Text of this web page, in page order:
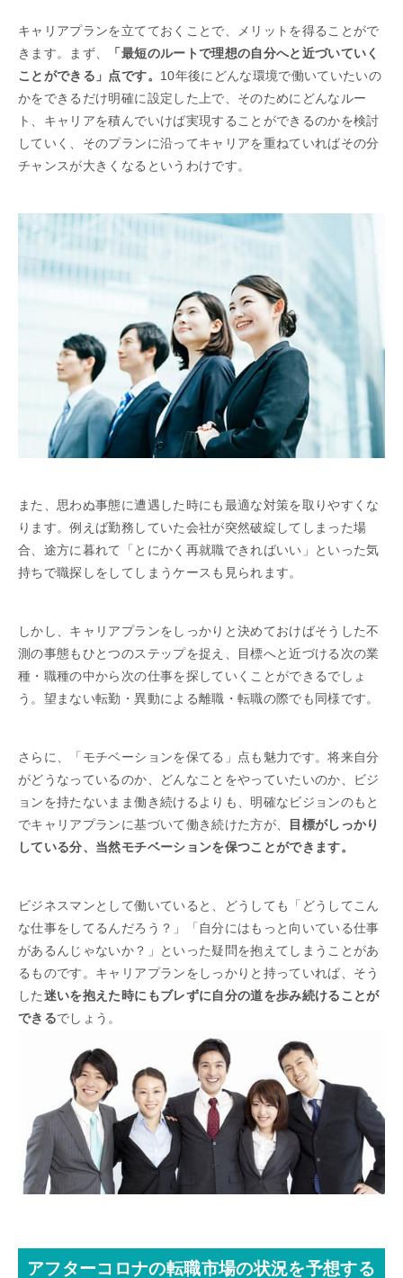
キャリアプランを立てておくことで、メリットを得ることがで
きます。まず、
「最短のルートで理想の自分へと近づいていく
ことができる」点です。 10年後にどんな環境で働いていたいの
かをできるだけ明確に設定した上で、そのためにどんなルー
ト、キャリアを積んでいけば実現することができるのかを検討
していく、そのプランに沿ってキャリアを重ねていればその分
チャンスが大きくなるというわけです。
また、思わぬ事態に遭遇した時にも最適な対策を取りやすくな
ります。例えば勤務していた会社が突然破綻してしまった場
合、途方に暮れて「とにかく再就職できればいい」といった気
持ちで職探しをしてしまうケースも見られます。
しかし、キャリアプランをしっかりと決めておけばそうした不
測の事態もひとつのステップを捉え、目標へと近づける次の業
種・職種の中から次の仕事を探していくことができるでしょ
う。望まない転勤・異動による離職・転職の際でも同様です。
さらに、「モチベーションを保てる」点も魅力です。将来自分
がどうなっているのか、どんなことをやっていたいのか、ビジ
ョンを持たないまま働き続けるよりも、明確なビジョンのもと
でキャリアプランに基づいて働き続けた方が、
目標がしっかり
している分、当然モチベーションを保つことができます。
ビジネスマンとして働いていると、どうしても「どうしてこん
な仕事をしてるんだろう？」「自分にはもっと向いている仕事
があるんじゃないか？」といった疑問を抱えてしまうことがあ
るものです。キャリアプランをしっかりと持っていれば、そう
した迷いを抱えた時にもブレずに自分の道を歩み続けることが
できるでしょう。
アフターコロナの転職市場の状況を予想する